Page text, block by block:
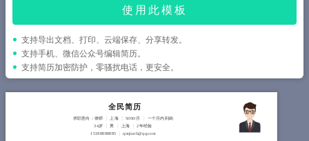
简历教程
登录 / 注册
使用此模板
支持导出文档、打印、云端保存、分享转发。
支持手机、微信公众号编辑简历。
支持简历加密防护，零骚扰电话，更安全。
全民简历
求职意向：律师 上海 5000/月
一个月内到岗
34岁
男 上海 2年经验
15188888885 qmjianli@qq.com